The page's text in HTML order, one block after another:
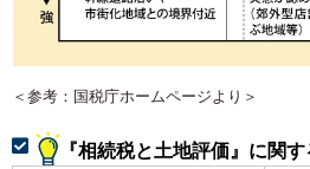
＜参考：国税庁ホームページより＞
『相続税と土地評価』に関